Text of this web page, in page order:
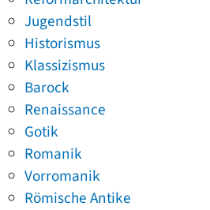
Jugendstil
Historismus
Klassizismus
Barock
Renaissance
Gotik
Romanik
Vorromanik
Römische Antike